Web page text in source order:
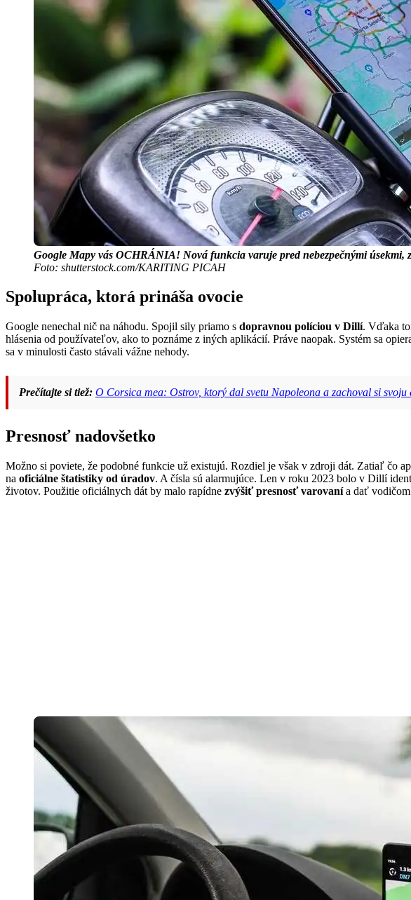
Google Mapy vás OCHRÁNIA! Nová funkcia varuje pred nebezpečnými úsekmi,
Foto: shutterstock.com/KARITING PICAH
Spolupráca, ktorá prináša ovocie
Google nenechal nič na náhodu. Spojil sily priamo s dopravnou políciou v Dillí. Vďaka
hlásenia od používateľov, ako to poznáme z iných aplikácií. Práve naopak. Systém sa
sa v minulosti často stávali vážne nehody.
Prečítajte si tiež: O Corsica mea: Ostrov, ktorý dal svetu Napoleona a zachoval si svoju
Presnosť nadovšetko
Možno si poviete, že podobné funkcie už existujú. Rozdiel je však v zdroji dát. Zatiaľ čo
na oficiálne štatistiky od úradov. A čísla sú alarmujúce. Len v roku 2023 bolo v Dillí
životov. Použitie oficiálnych dát by malo rapídne zvýšiť presnosť varovanía dať vodičom